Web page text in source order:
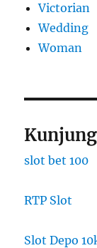
Victorian
Wedding
Woman
slot bet 100
RTP Slot
Slot Depo